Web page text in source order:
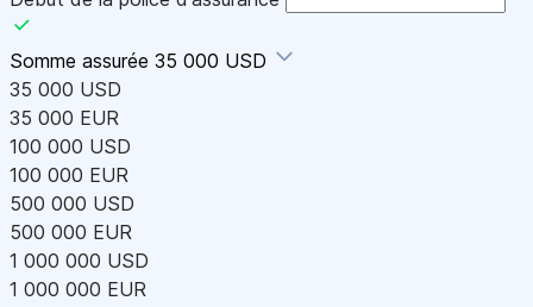
Somme assurée 35 000 USD
35 000 USD
35 000 EUR
100 000 USD
100 000 EUR
500 000 USD
500 000 EUR
1 000 000 USD
1 000 000 EUR